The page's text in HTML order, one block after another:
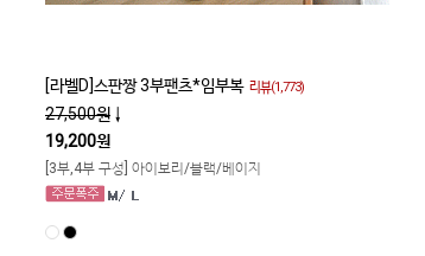
[라벨D]스판짱 3부팬츠*임부복 리뷰(1,773)
27,500원 ↓
19,200원
[3부,4부 구성] 아이보리/블랙/베이지